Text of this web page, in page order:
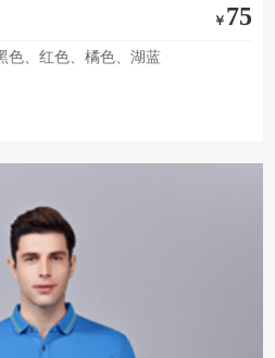
￥ 75
色、红色、橘色、湖蓝